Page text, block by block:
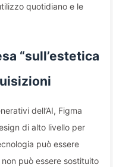
quotidiano e le
“sull’estetica
dell’AI, Figma
di alto livello per
può essere
può essere sostituito